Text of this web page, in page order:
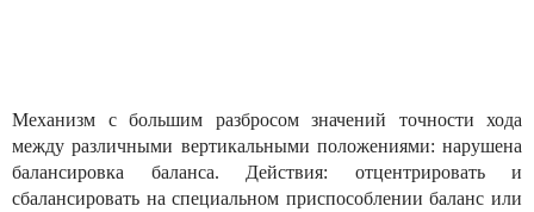
Механизм с большим разбросом значений точности хода
между различными вертикальными положениями: нарушена
балансировка баланса. Действия: отцентрировать и
сбалансировать на специальном приспособлении баланс или